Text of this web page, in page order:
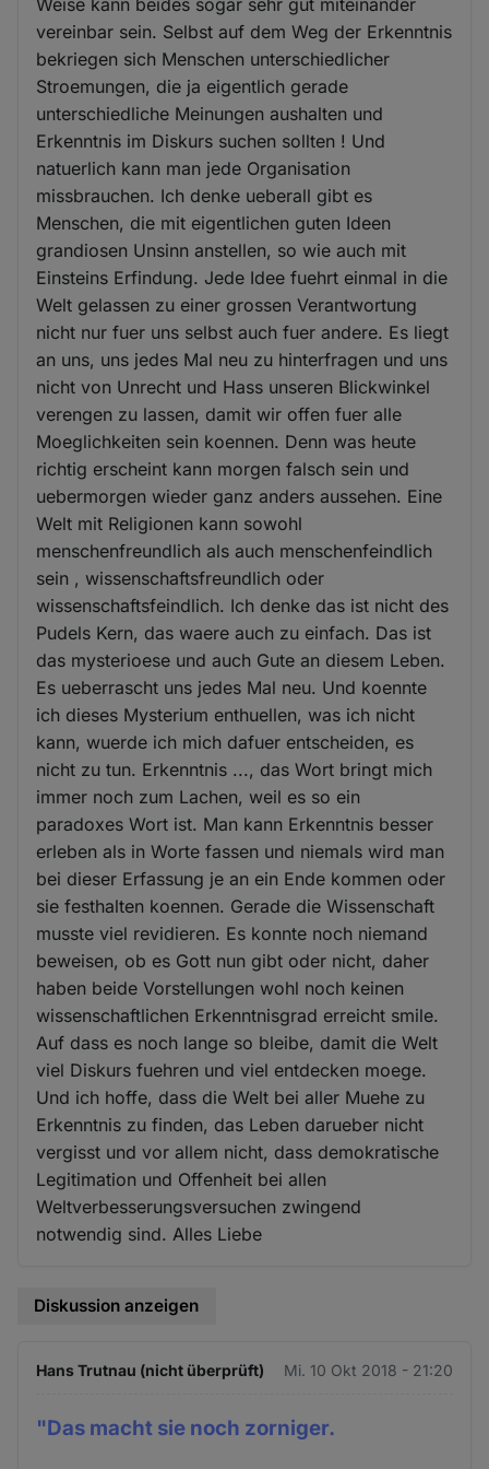
Weise kann beides sogar sehr gut miteinander
vereinbar sein. Selbst auf dem Weg der Erkenntnis
bekriegen sich Menschen unterschiedlicher
Stroemungen, die ja eigentlich gerade
unterschiedliche Meinungen aushalten und
Erkenntnis im Diskurs suchen sollten ! Und
natuerlich kann man jede Organisation
missbrauchen. Ich denke ueberall gibt es
Menschen, die mit eigentlichen guten Ideen
grandiosen Unsinn anstellen, so wie auch mit
Einsteins Erfindung. Jede Idee fuehrt einmal in die
Welt gelassen zu einer grossen Verantwortung
nicht nur fuer uns selbst auch fuer andere. Es liegt
an uns, uns jedes Mal neu zu hinterfragen und uns
nicht von Unrecht und Hass unseren Blickwinkel
verengen zu lassen, damit wir offen fuer alle
Moeglichkeiten sein koennen. Denn was heute
richtig erscheint kann morgen falsch sein und
uebermorgen wieder ganz anders aussehen. Eine
Welt mit Religionen kann sowohl
menschenfreundlich als auch menschenfeindlich
sein , wissenschaftsfreundlich oder
wissenschaftsfeindlich. Ich denke das ist nicht des
Pudels Kern, das waere auch zu einfach. Das ist
das mysterioese und auch Gute an diesem Leben.
Es ueberrascht uns jedes Mal neu. Und koennte
ich dieses Mysterium enthuellen, was ich nicht
kann, wuerde ich mich dafuer entscheiden, es
nicht zu tun. Erkenntnis ..., das Wort bringt mich
immer noch zum Lachen, weil es so ein
paradoxes Wort ist. Man kann Erkenntnis besser
erleben als in Worte fassen und niemals wird man
bei dieser Erfassung je an ein Ende kommen oder
sie festhalten koennen. Gerade die Wissenschaft
musste viel revidieren. Es konnte noch niemand
beweisen, ob es Gott nun gibt oder nicht, daher
haben beide Vorstellungen wohl noch keinen
wissenschaftlichen Erkenntnisgrad erreicht smile.
Auf dass es noch lange so bleibe, damit die Welt
viel Diskurs fuehren und viel entdecken moege.
Und ich hoffe, dass die Welt bei aller Muehe zu
Erkenntnis zu finden, das Leben darueber nicht
vergisst und vor allem nicht, dass demokratische
Legitimation und Offenheit bei allen
Weltverbesserungsversuchen zwingend
notwendig sind. Alles Liebe
Diskussion anzeigen
Hans Trutnau (nicht überprüft) Mi. 10 Okt 2018 - 21:20
"Das macht sie noch zorniger.